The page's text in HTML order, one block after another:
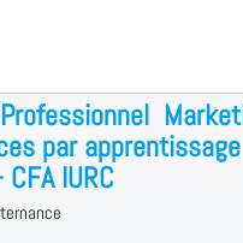

par apprentissage
IURC